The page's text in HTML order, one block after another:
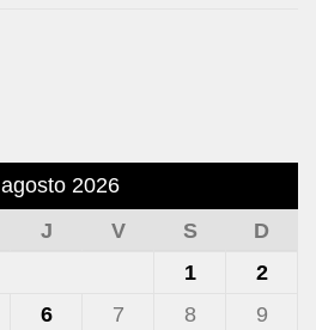
agosto 2026
J V S
D
1
2
6 7 8
9